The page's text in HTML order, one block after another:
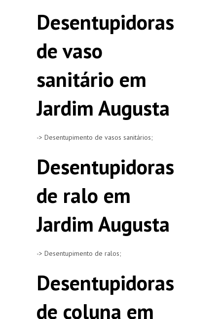
Desentupidoras
de vaso
sanitário em
Jardim Augusta
-> Desentupimento de vasos sanitários;
Desentupidoras
de ralo em
Jardim Augusta
-> Desentupimento de ralos;
Desentupidoras
de coluna em